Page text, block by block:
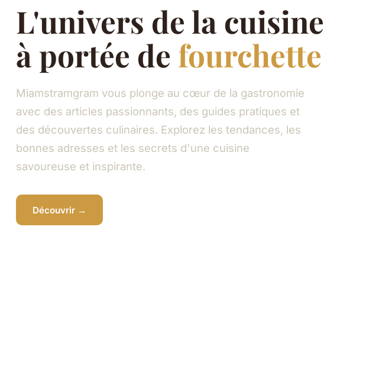
L'univers de la cuisine
à portée de fourchette
Miamstramgram vous plonge au cœur de la gastronomie
avec des articles passionnants, des guides pratiques et
des découvertes culinaires. Explorez les tendances, les
bonnes adresses et les secrets d'une cuisine
savoureuse et inspirante.
Découvrir →